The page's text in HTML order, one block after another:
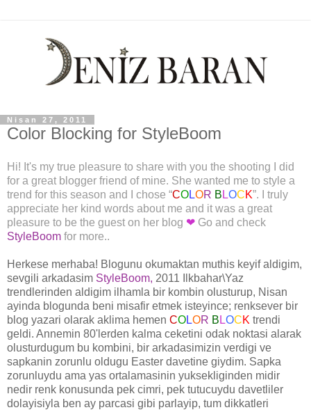
Nisan 27, 2011
Color Blocking for StyleBoom
Hi! It's my true pleasure to share with you the shooting I did
for a great blogger friend of mine. She wanted me to style a
trend for this season and I chose “COLOR B LOCK”. I truly
appreciate her kind words about me and it was a great
pleasure to be the guest on her blog ❤ Go and check
StyleBoom for more..
Herkese merhaba! Blogunu okumaktan muthis keyif aldigim,
sevgili arkadasim StyleBoom, 2011 Ilkbahar\Yaz
trendlerinden aldigim ilhamla bir kombin olusturup, Nisan
ayinda blogunda beni misafir etmek isteyince; renksever bir
blog yazari olarak aklima hemen COLOR B LOCK trendi
geldi. Annemin 80'lerden kalma ceketini odak noktasi alarak
olusturdugum bu kombini, bir arkadasimizin verdigi ve
sapkanin zorunlu oldugu Easter davetine giydim. Sapka
zorunluydu ama yas ortalamasinin yuksekliginden midir
nedir renk konusunda pek cimri, pek tutucuydu davetliler
dolayisiyla ben ay parcasi gibi parlayip, tum dikkatleri